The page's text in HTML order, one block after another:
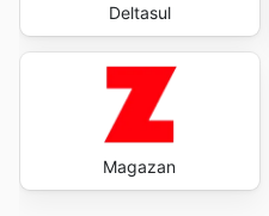
Deltasul
Magazan